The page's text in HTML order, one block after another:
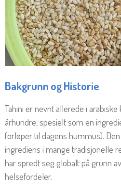
Bakgrunn og Historie
Tahini er nevnt allerede i arabiske
århundre, spesielt som en
forløper til dagens hummus).
ingrediens i mange tradisjonelle
har spredt seg globalt på grunn
helsefordeler.